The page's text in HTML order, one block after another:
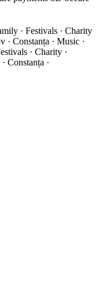
· Festivals · Charity
· Constanța · Music ·
· Charity ·
Constanța ·